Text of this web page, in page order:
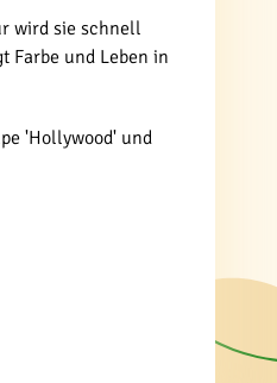
wird sie schnell
Farbe und Leben in
'Hollywood' und